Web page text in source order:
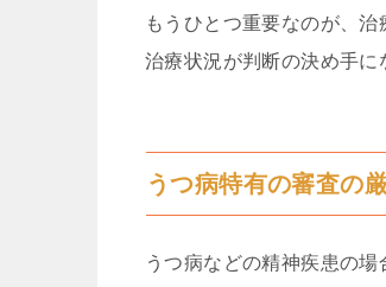
もうひとつ重要なのが、
治療状況が判断の決め手に
うつ病特有の審査の
うつ病などの精神疾患の